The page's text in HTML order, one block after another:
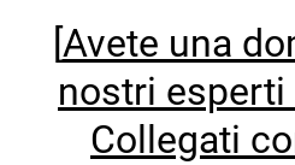
[Avete una
nostri esperti
Collegati